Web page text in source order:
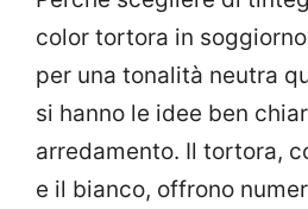
color tortora in
per una tonalità neutra
si hanno le idee ben
arredamento. Il tortora,
e il bianco, offrono